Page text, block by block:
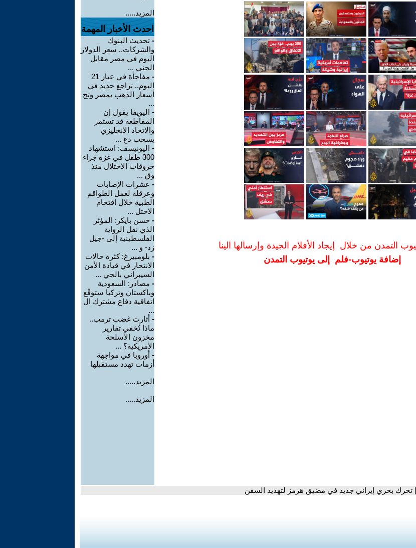
التمدن من خلال إيجاد الأفلام الجيدة وإرسالها الينا
إضافة يوتيوب-فلم إلى يوتيوب التمدن
المزيد.....
احدث الأخبار المهمة
- تحديث البنوك
والشركات.. سعر الدولار
اليوم في مصر مقابل
الجني ...
-
مفاجأة في عيار 21
اليوم.. تراجع جديد في
أسعار الذهب بمصر وتح
...
- اليويفا يقول إن
المقاطعة قد تستمر
والاتحاد الإنجليزي
يسحب دع ...
- اليونيسف: استشهاد
300 طفل في غزة جراء
خروقات الاحتلال منذ
وق ...
- عشرات الإصابات
وعرقلة لعمل الطواقم
الطبية خلال اقتحام
الاحتل ...
- حسن بايكر: المؤثر
الذي نقل الرواية
الفلسطينية إلى -جيل
زد- و ...
- بلومبيرغ: كثرة حالات
الانتحار في قيادة الأمن
السيبراني بالجي ...
- مصادر: السعودية
وباكستان وتركيا ستوقّع
اتفاقية دفاع مشترك ال
...
- أثارت غضب ترمب..
ماذا تُخفي تقارير
مخزون الأسلحة
الأمريكية؟ ...
- أوروبا في مواجهة
أزمات تهدد مستقبلها
المزيد.....
المزيد.....
تحرك بحري إيراني جديد في مضيق هرمز لتهديد السفن